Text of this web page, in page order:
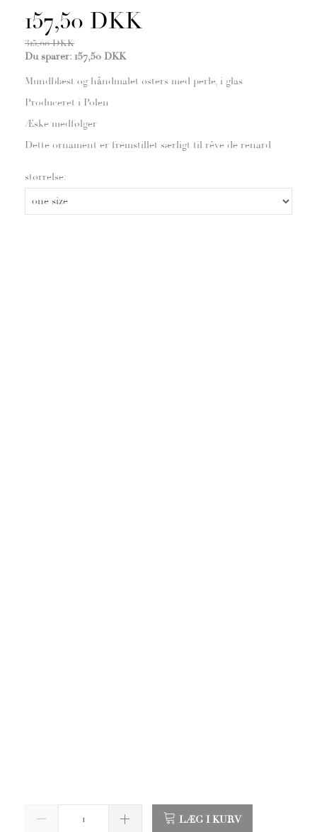
157,50 DKK
315,00 DKK
Du sparer: 157,50 DKK
Mundblæst og håndmalet østers med perle, i glas
Produceret i Polen
Æske medfølger
Dette ornament er fremstillet særligt til rêve de renard
størrelse:
LÆG I KURV